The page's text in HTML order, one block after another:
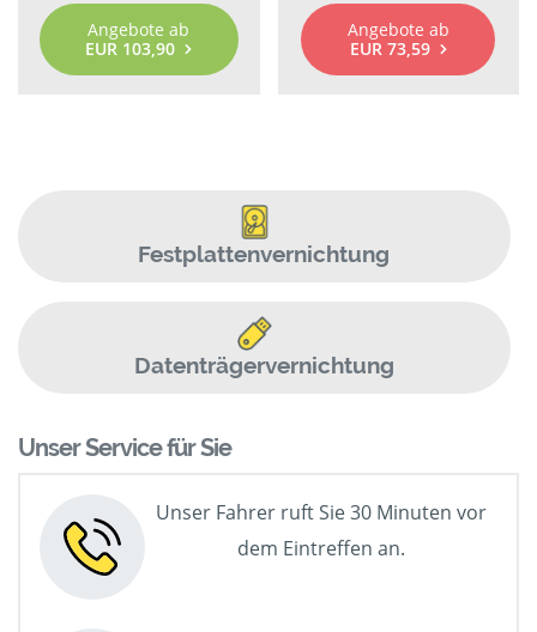
Angebote ab
EUR 103,90
Angebote ab
EUR 73,59
Festplattenvernichtung
Datenträgervernichtung
Unser Service für Sie
Unser Fahrer ruft Sie 30 Minuten vor
dem Eintreffen an.